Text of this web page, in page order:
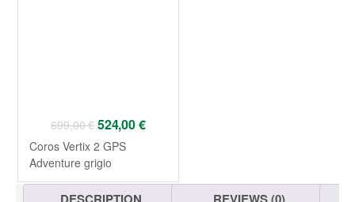
699,00€ 524,00€
Coros Vertix 2 GPS
Adventure grigio